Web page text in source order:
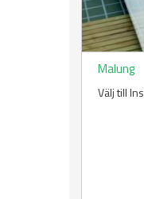
Malung
Välj till